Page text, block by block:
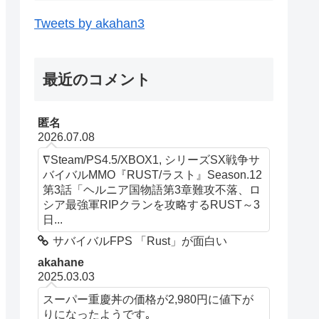
Tweets by akahan3
最近のコメント
匿名
2026.07.08
∇Steam/PS4.5/XBOX1, シリーズSX戦争サ
バイバルMMO『RUST/ラスト』Season.12
第3話「ヘルニア国物語第3章難攻不落、ロ
シア最強軍RIPクランを攻略するRUST～3
日...
サバイバルFPS 「Rust」が面白い
akahane
2025.03.03
スーパー重慶丼の価格が2,980円に値下が
りになったようです｡